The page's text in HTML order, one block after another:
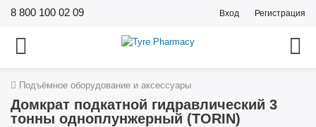
8 800 100 02 09 Вход Регистрация
Подъёмное оборудование и аксессуары
Домкрат подкатной гидравлический 3
тонны одноплунжерный (TORIN)